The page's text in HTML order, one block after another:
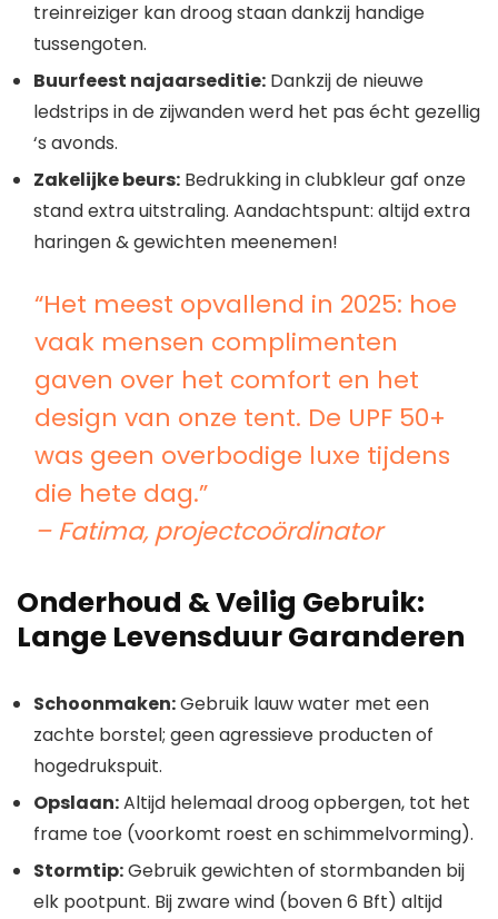
treinreiziger kan droog staan dankzij handige
tussengoten.
Buurfeest najaarseditie: Dankzij de nieuwe
ledstrips in de zijwanden werd het pas écht gezellig
‘s avonds.
Zakelijke beurs: Bedrukking in clubkleur gaf onze
stand extra uitstraling. Aandachtspunt: altijd extra
haringen & gewichten meenemen!
“Het meest opvallend in 2025: hoe
vaak mensen complimenten
gaven over het comfort en het
design van onze tent. De UPF 50+
was geen overbodige luxe tijdens
die hete dag.”
– Fatima, projectcoördinator
Onderhoud & Veilig Gebruik:
Lange Levensduur Garanderen
Schoonmaken:Gebruik lauw water met een
zachte borstel; geen agressieve producten of
hogedrukspuit.
Opslaan:Altijd helemaal droog opbergen, tot het
frame toe (voorkomt roest en schimmelvorming).
Stormtip:Gebruik gewichten of stormbanden bij
elk pootpunt. Bij zware wind (boven 6 Bft) altijd